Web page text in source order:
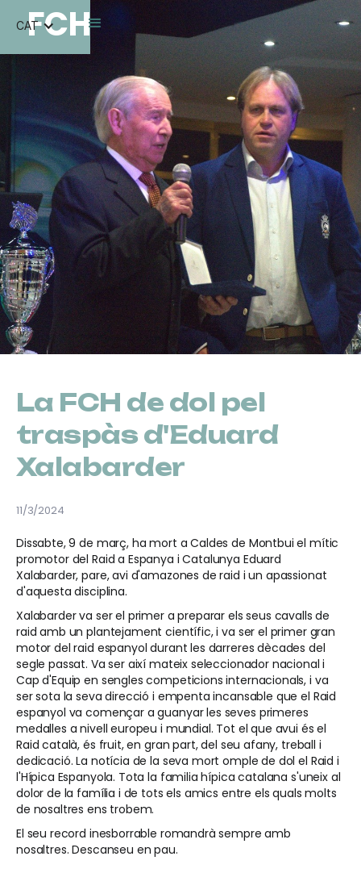
FCH
CAT
La FCH de dol pel
traspàs d'Eduard
Xalabarder
11/3/2024
Dissabte, 9 de març, ha mort a Caldes de Montbui el mític
promotor del Raid a Espanya i Catalunya Eduard
Xalabarder, pare, avi d'amazones de raid i un apassionat
d'aquesta disciplina.
Xalabarder va ser el primer a preparar els seus cavalls de
raid amb un plantejament científic, i va ser el primer gran
motor del raid espanyol durant les darreres dècades del
segle passat. Va ser així mateix seleccionador nacional i
Cap d'Equip en sengles competicions internacionals, i va
ser sota la seva direcció i empenta incansable que el Raid
espanyol va començar a guanyar les seves primeres
medalles a nivell europeu i mundial. Tot el que avui és el
Raid català, és fruit, en gran part, del seu afany, treball i
dedicació. La notícia de la seva mort omple de dol el Raid i
l'Hípica Espanyola. Tota la familia hípica catalana s'uneix al
dolor de la família i de tots els amics entre els quals molts
de nosaltres ens trobem.
El seu record inesborrable romandrà sempre amb
nosaltres. Descanseu en pau.